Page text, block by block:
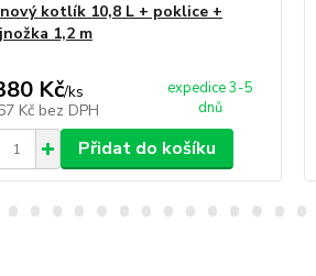
kotlík 10,8 L + poklice +
1,2 m
Kč/ks
Kč bez DPH
expedice 3-5
dnů
Přidat do košíku